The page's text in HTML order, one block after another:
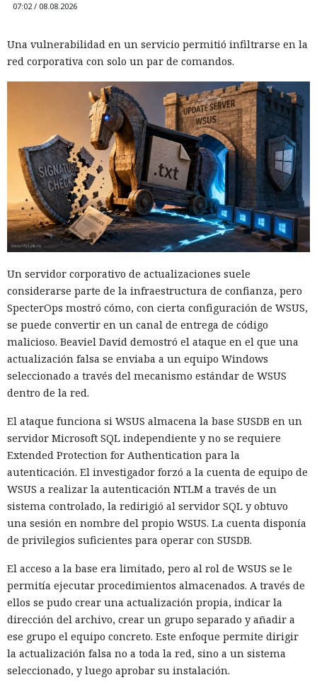
07:02 / 08.08.2026
Una vulnerabilidad en un servicio permitió infiltrarse en la
red corporativa con solo un par de comandos.
Un servidor corporativo de actualizaciones suele
considerarse parte de la infraestructura de confianza, pero
SpecterOps mostró cómo, con cierta configuración de WSUS,
se puede convertir en un canal de entrega de código
malicioso. Beaviel David demostró el ataque en el que una
actualización falsa se enviaba a un equipo Windows
seleccionado a través del mecanismo estándar de WSUS
dentro de la red.
El ataque funciona si WSUS almacena la base SUSDB en un
servidor Microsoft SQL independiente y no se requiere
Extended Protection for Authentication para la
autenticación. El investigador forzó a la cuenta de equipo de
WSUS a realizar la autenticación NTLM a través de un
sistema controlado, la redirigió al servidor SQL y obtuvo
una sesión en nombre del propio WSUS. La cuenta disponía
de privilegios suficientes para operar con SUSDB.
El acceso a la base era limitado, pero al rol de WSUS se le
permitía ejecutar procedimientos almacenados. A través de
ellos se pudo crear una actualización propia, indicar la
dirección del archivo, crear un grupo separado y añadir a
ese grupo el equipo concreto. Este enfoque permite dirigir
la actualización falsa no a toda la red, sino a un sistema
seleccionado, y luego aprobar su instalación.